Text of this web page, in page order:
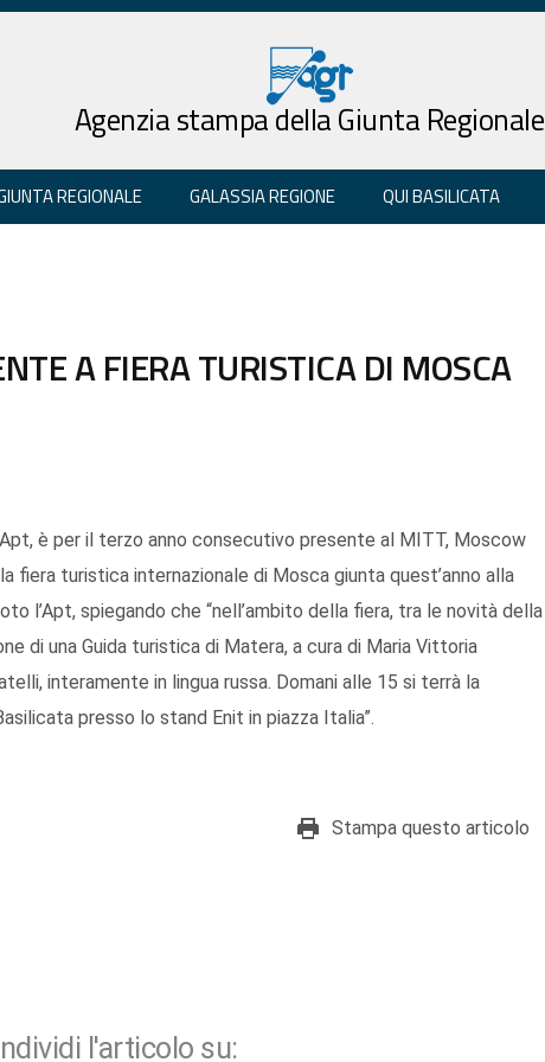
Agenzia stampa della Giunta Regionale
REGIONALE GALASSIA REGIONE QUI BASILICATA
A FIERA TURISTICA DI MOSCA
è per il terzo anno consecutivo presente al MITT, Moscow
fiera turistica internazionale di Mosca giunta quest’anno alla
l’Apt, spiegando che “nell’ambito della fiera, tra le novità della
di una Guida turistica di Matera, a cura di Maria Vittoria
interamente in lingua russa. Domani alle 15 si terrà la
presso lo stand Enit in piazza Italia”.
Stampa questo articolo
l'articolo su: